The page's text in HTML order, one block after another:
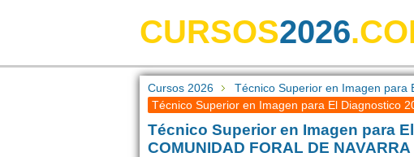
CURSOS2026
Cursos 2026
Técnico Superior en Imagen para
Técnico Superior en Imagen para El Diagnostico
Técnico Superior en Imagen para
COMUNIDAD FORAL DE NAVARRA